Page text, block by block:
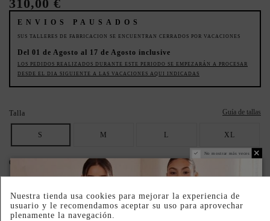
310,00 €
ENVIOS PAUSADOS
SUS TALLERES DE FABRICACION SE ENCUENTRAN CERRADOS POR VACACIONES
Del 01 de Agosto al 17 de Agosto inclusive
LOS PEDIDOS REALIZADOS DURANTE ESTE PERIODO SE EMPEZARÁN A PROCESAR
DESDE EL DIA SIGUIENTE A LAS VACACIONES AQUI INDICADAS
Talla Guía de tallas
S M L XL
Color
Rosa Fucsiaceleste
ASEGURA TU TALLA IDEAL: REVISA LA GUÍA.
No mostrar más veces
Nuestra tienda usa cookies para mejorar la experiencia de
usuario y le recomendamos aceptar su uso para aprovechar
plenamente la navegación.